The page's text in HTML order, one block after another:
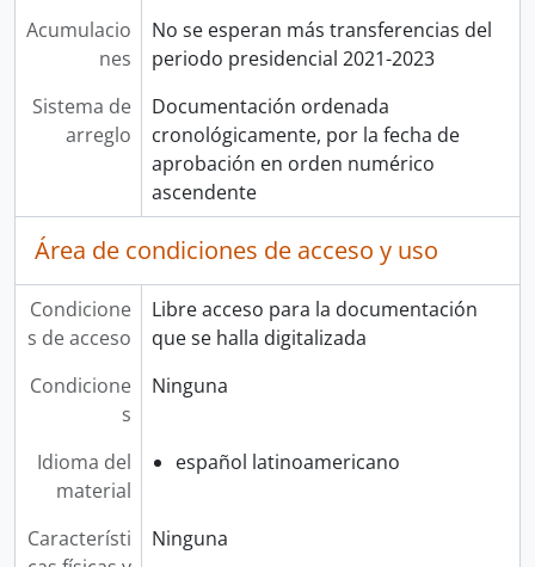
Acumulacio
nes
No se esperan más transferencias del
periodo presidencial 2021-2023
Sistema de
arreglo
Documentación ordenada
cronológicamente, por la fecha de
aprobación en orden numérico
ascendente
Área de condiciones de acceso y uso
Condicione
s de acceso
Libre acceso para la documentación
que se halla digitalizada
Condicione
s
Ninguna
Idioma del
material
español latinoamericano
Característi
Ninguna